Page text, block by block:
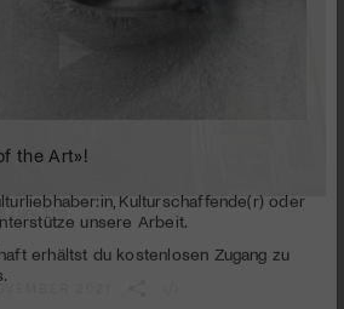
Lana Trio
Kulturschaffende(r) oder
unsere Arbeit.
erhältst du kostenlosen Zugang zu